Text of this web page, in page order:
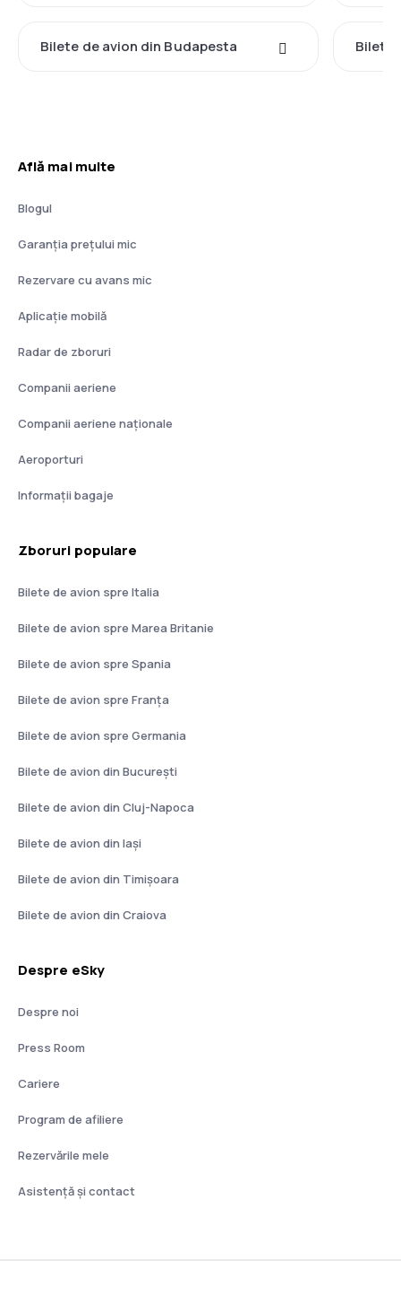
Bilete de avion din Budapesta Bilete
Află mai multe
Blogul
Garanția prețului mic
Rezervare cu avans mic
Aplicație mobilă
Radar de zboruri
Companii aeriene
Companii aeriene naţionale
Aeroporturi
Informații bagaje
Zboruri populare
Bilete de avion spre Italia
Bilete de avion spre Marea Britanie
Bilete de avion spre Spania
Bilete de avion spre Franţa
Bilete de avion spre Germania
Bilete de avion din București
Bilete de avion din Cluj-Napoca
Bilete de avion din Iași
Bilete de avion din Timișoara
Bilete de avion din Craiova
Despre eSky
Despre noi
Press Room
Cariere
Program de afiliere
Rezervările mele
Asistenţă şi contact